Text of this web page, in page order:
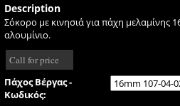
Description
Σόκορο με κινησιά για πάχη μελαμίνης
αλουμίνιο.
Call for price
Πάχος Βέργας -
Κωδικός: